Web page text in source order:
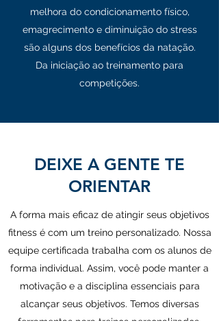
melhora do condicionamento físico,
emagrecimento e diminuição do stress
são alguns dos benefícios da natação.
Da iniciação ao treinamento para
competições.
DEIXE A GENTE TE
ORIENTAR
A forma mais eficaz de atingir seus objetivos
fitness é com um treino personalizado. Nossa
equipe certificada trabalha com os alunos de
forma individual. Assim, você pode manter a
motivação e a disciplina essenciais para
alcançar seus objetivos. Temos diversas
ferramentas para treinos personalizados,